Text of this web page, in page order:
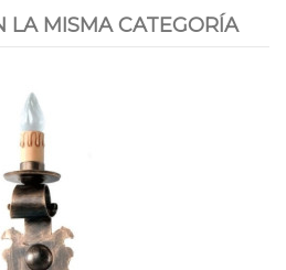
LA MISMA CATEGORÍA